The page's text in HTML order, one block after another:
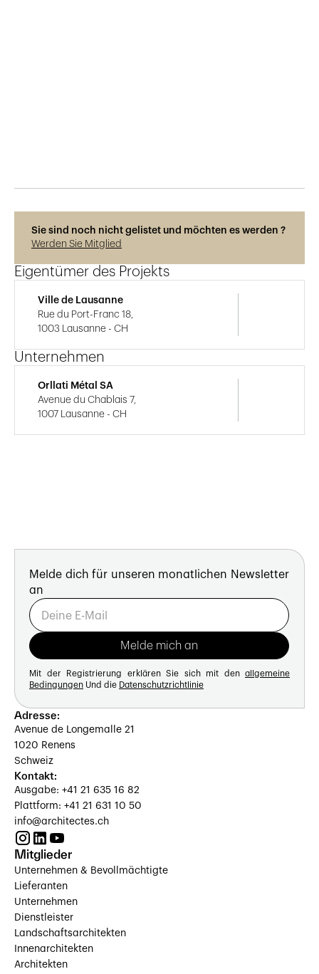
Sie sind noch nicht gelistet und möchten es werden ?
Werden Sie Mitglied
Eigentümer des Projekts
Ville de Lausanne
Rue du Port-Franc 18,
1003 Lausanne - CH
Unternehmen
Orllati Métal SA
Avenue du Chablais 7,
1007 Lausanne - CH
Melde dich für unseren monatlichen Newsletter
an
Mit der Registrierung erklären Sie sich mit den allgemeine
Bedingungen Und die Datenschutzrichtlinie
Adresse:
Avenue de Longemalle 21
1020 Renens
Schweiz
Kontakt:
Ausgabe: +41 21 635 16 82
Plattform: +41 21 631 10 50
info@architectes.ch
Mitglieder
Unternehmen & Bevollmächtigte
Lieferanten
Unternehmen
Dienstleister
Landschaftsarchitekten
Innenarchitekten
Architekten